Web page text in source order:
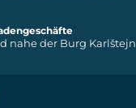
nahe der Burg Karlštejn